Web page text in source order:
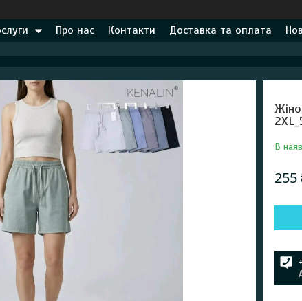
Про нас Контакти Доставка та оплата
В
255